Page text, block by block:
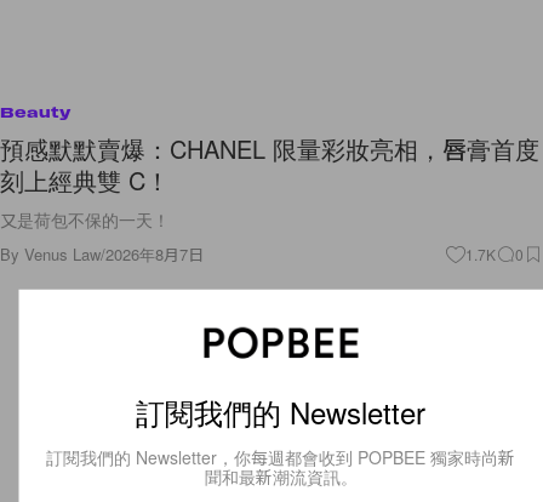
Beauty
預感默默賣爆：CHANEL 限量彩妝亮相，唇膏首度
刻上經典雙 C！
又是荷包不保的一天！
By Venus Law/2026年8月7日 1.7K 0
訂閱我們的 Newsletter
訂閱我們的 Newsletter，你每週都會收到 POPBEE 獨家時尚新
聞和最新潮流資訊。